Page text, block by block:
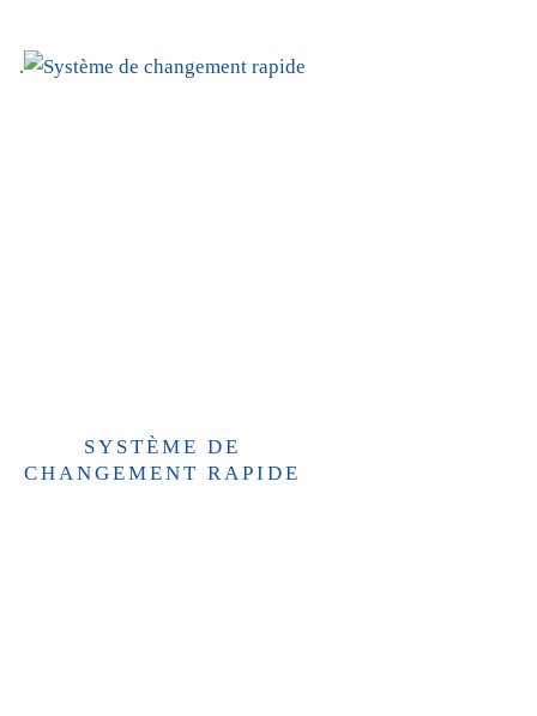
.
SYSTÈME DE
CHANGEMENT RAPIDE